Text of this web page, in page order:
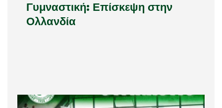
Γυμναστική: Επίσκεψη στην
Ολλανδία